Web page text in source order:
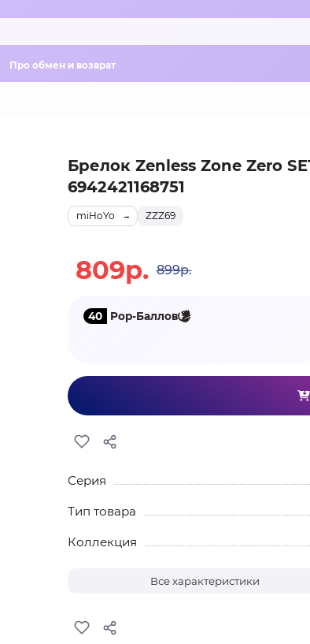
Про обмен и возврат
Брелок Zenless Zone Zero
6942421168751
ZZZ69
miHoYo
809р. 899р.
40 Pop-Баллов
Серия
Тип товара
Коллекция
Все характеристики